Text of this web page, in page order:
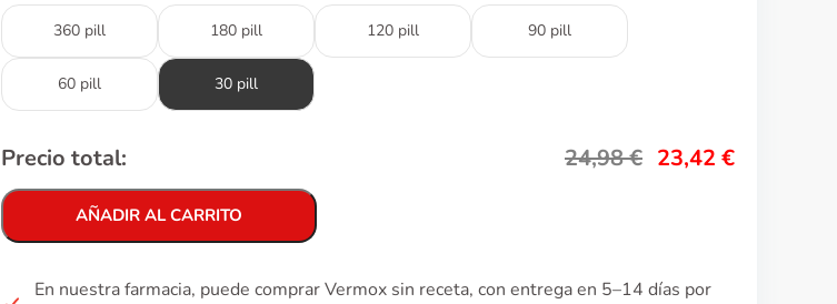
360 pill 180 pill 120 pill 90 pill
60 pill 30 pill
Precio total: 24,98€ 23,42 €
AÑADIR AL CARRITO
En nuestra farmacia, puede comprar Vermox sin receta, con entrega en 5–14 días por